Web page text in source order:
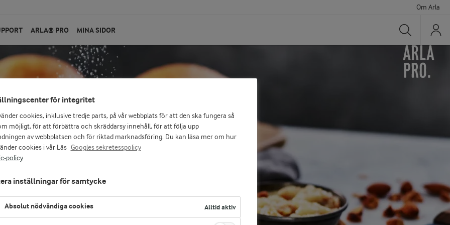
Om Arla
ARLA® PRO MINA SIDOR Sök
av Gustaf
alla.
för integritet
cookies, inklusive tredje parts, på vår webbplats för att den ska fungera så
möjligt, för att förbättra och skräddarsy innehåll, för att följa upp
av webbplatsen och för riktad marknadsföring. Du kan läsa mer om hur
cookies i vår Läs Googles sekretesspolicy
policy
inställningar för samtycke
Absolut nödvändiga cookies Alltid aktiv